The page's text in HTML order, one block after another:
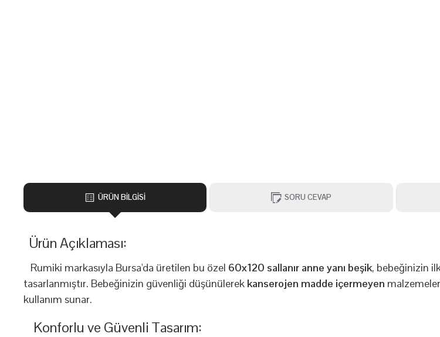
ÜRÜN BİLGİSİ SORU CEVAP
Ürün Açıklaması:
Rumiki markasıyla Bursa'da üretilen bu özel 60x120 sallanır anne yanı beşik, bebeğinizin
tasarlanmıştır. Bebeğinizin güvenliği düşünülerek kanserojen madde içermeyen
kullanım sunar.
Konforlu ve Güvenli Tasarım: